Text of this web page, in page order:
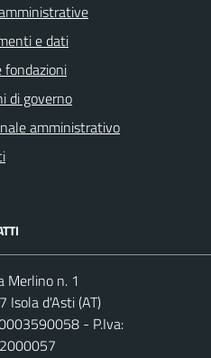
e dati
fondazioni
di governo
amministrativo
Merlino n. 1
Isola d'Asti (AT)
- P.Iva: